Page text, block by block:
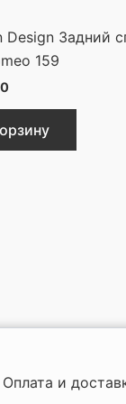
Design Задний
159
Оплата и